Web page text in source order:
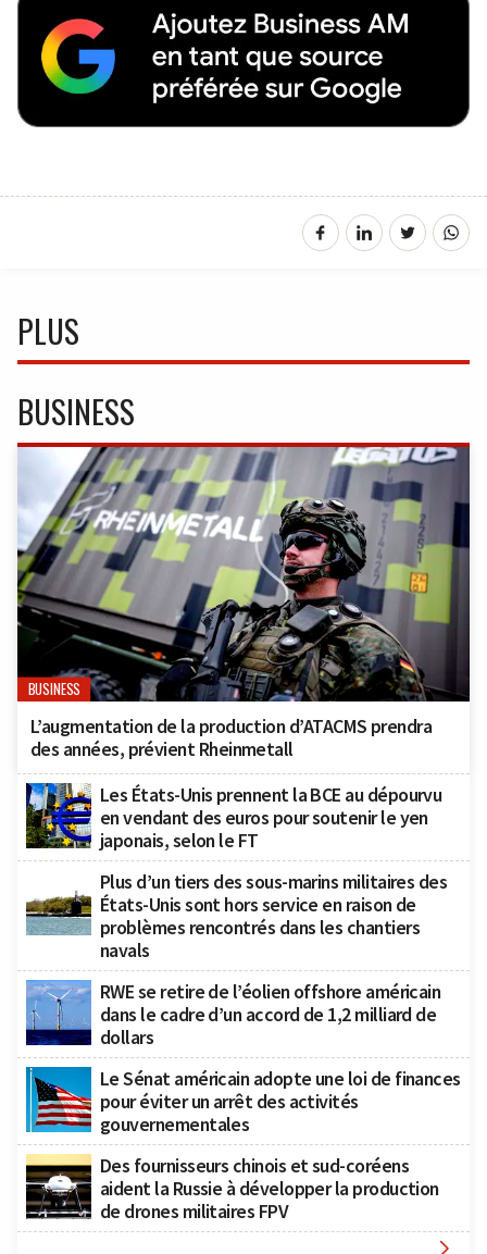
PLUS
BUSINESS
BUSINESS
L’augmentation de la production d’ATACMS prendra
des années, prévient Rheinmetall
Les États-Unis prennent la BCE au dépourvu
en vendant des euros pour soutenir le yen
japonais, selon le FT
Plus d’un tiers des sous-marins militaires des
États-Unis sont hors service en raison de
problèmes rencontrés dans les chantiers
navals
RWE se retire de l’éolien offshore américain
dans le cadre d’un accord de 1,2 milliard de
dollars
Le Sénat américain adopte une loi de finances
pour éviter un arrêt des activités
gouvernementales
Des fournisseurs chinois et sud-coréens
aident la Russie à développer la production
de drones militaires FPV